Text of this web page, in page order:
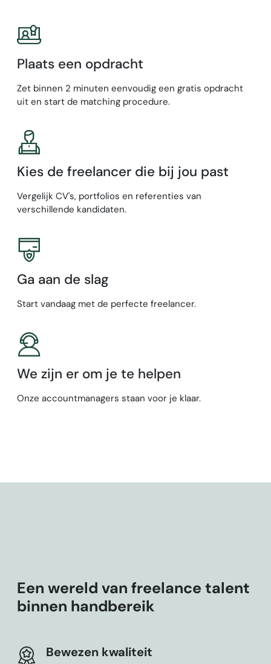
Plaats een opdracht
Zet binnen 2 minuten eenvoudig een gratis opdracht
uit en start de matching procedure.
Kies de freelancer die bij jou past
Vergelijk CV's, portfolios en referenties van
verschillende kandidaten.
Ga aan de slag
Start vandaag met de perfecte freelancer.
We zijn er om je te helpen
Onze accountmanagers staan voor je klaar.
Een wereld van freelance talent
binnen handbereik
Bewezen kwaliteit